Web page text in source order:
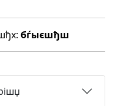
бѓыєшђш